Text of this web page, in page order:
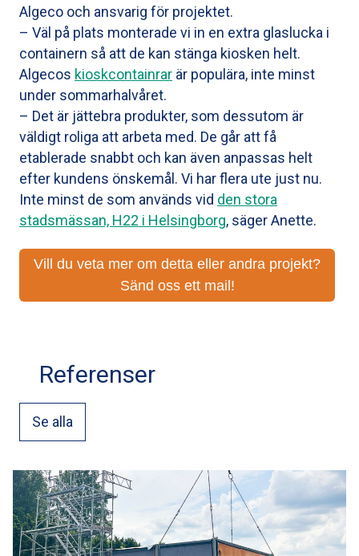
Algeco och ansvarig för projektet.
– Väl på plats monterade vi in en extra glaslucka i
containern så att de kan stänga kiosken helt.
Algecos kioskcontainrar är populära, inte minst
under sommarhalvåret.
– Det är jättebra produkter, som dessutom är
väldigt roliga att arbeta med. De går att få
etablerade snabbt och kan även anpassas helt
efter kundens önskemål. Vi har flera ute just nu.
Inte minst de som används vid den stora
stadsmässan, H22 i Helsingborg, säger Anette.
Vill du veta mer om detta eller andra projekt?
Sänd oss ett mail!
Referenser
Se alla